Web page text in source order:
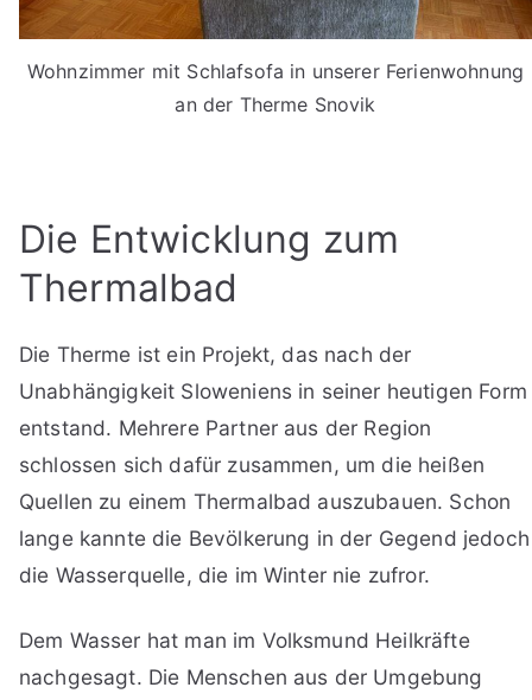
Wohnzimmer mit Schlafsofa in unserer Ferienwohnung
an der Therme Snovik
Die Entwicklung zum
Thermalbad
Die Therme ist ein Projekt, das nach der
Unabhängigkeit Sloweniens in seiner heutigen Form
entstand. Mehrere Partner aus der Region
schlossen sich dafür zusammen, um die heißen
Quellen zu einem Thermalbad auszubauen. Schon
lange kannte die Bevölkerung in der Gegend jedoch
die Wasserquelle, die im Winter nie zufror.
Dem Wasser hat man im Volksmund Heilkräfte
nachgesagt. Die Menschen aus der Umgebung